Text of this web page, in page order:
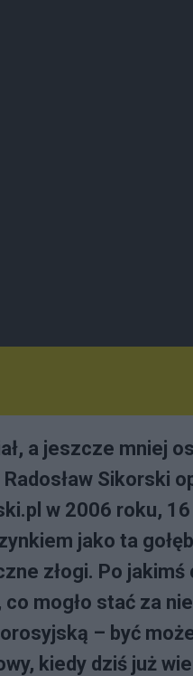
a jeszcze mniej
Sikorski
w 2006 roku,
jako ta
złogi. Po
mogło stać za
– być
kiedy dziś już